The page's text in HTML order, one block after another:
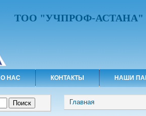
ТОО "УЧПРОФ-АСТАНА"
О НАС КОНТАКТЫ НАШИ
Вы здесь
Главная